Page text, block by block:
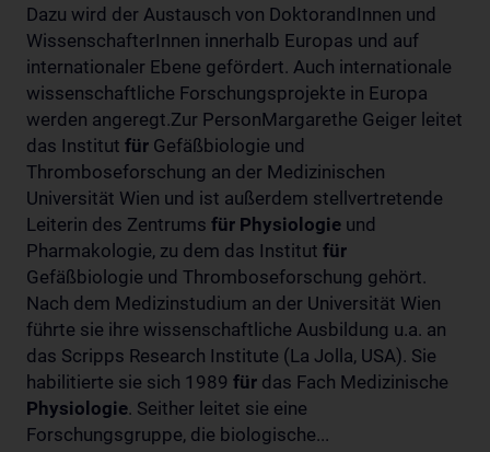
Dazu wird der Austausch von DoktorandInnen und
WissenschafterInnen innerhalb Europas und auf
internationaler Ebene gefördert. Auch internationale
wissenschaftliche Forschungsprojekte in Europa
werden angeregt.Zur PersonMargarethe Geiger leitet
das Institut für Gefäßbiologie und
Thromboseforschung an der Medizinischen
Universität Wien und ist außerdem stellvertretende
Leiterin des Zentrums für Physiologie und
Pharmakologie, zu dem das Institut für
Gefäßbiologie und Thromboseforschung gehört.
Nach dem Medizinstudium an der Universität Wien
führte sie ihre wissenschaftliche Ausbildung u.a. an
das Scripps Research Institute (La Jolla, USA). Sie
habilitierte sie sich 1989 für das Fach Medizinische
Physiologie. Seither leitet sie eine
Forschungsgruppe, die biologische...